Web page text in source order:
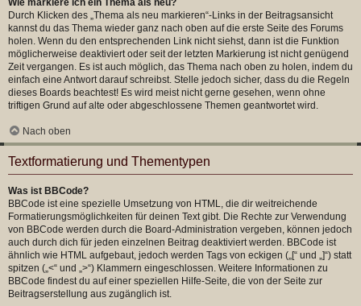
Durch Klicken des „Thema als neu markieren“-Links in der Beitragsansicht
kannst du das Thema wieder ganz nach oben auf die erste Seite des Forums
holen. Wenn du den entsprechenden Link nicht siehst, dann ist die Funktion
möglicherweise deaktiviert oder seit der letzten Markierung ist nicht genügend
Zeit vergangen. Es ist auch möglich, das Thema nach oben zu holen, indem du
einfach eine Antwort darauf schreibst. Stelle jedoch sicher, dass du die Regeln
dieses Boards beachtest! Es wird meist nicht gerne gesehen, wenn ohne
triftigen Grund auf alte oder abgeschlossene Themen geantwortet wird.
Nach oben
Textformatierung und Thementypen
Was ist BBCode?
BBCode ist eine spezielle Umsetzung von HTML, die dir weitreichende
Formatierungsmöglichkeiten für deinen Text gibt. Die Rechte zur Verwendung
von BBCode werden durch die Board-Administration vergeben, können jedoch
auch durch dich für jeden einzelnen Beitrag deaktiviert werden. BBCode ist
ähnlich wie HTML aufgebaut, jedoch werden Tags von eckigen („[“ und „]“) statt
spitzen („<“ und „>“) Klammern eingeschlossen. Weitere Informationen zu
BBCode findest du auf einer speziellen Hilfe-Seite, die von der Seite zur
Beitragserstellung aus zugänglich ist.